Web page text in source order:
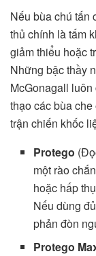
Nếu bùa chú tấn
thủ chính là tấm
giảm thiểu hoặc
Những bậc thầy
McGonagall
thạo các bùa
trận chiến khốc
Protego
một rào
hoặc hấp
Nếu dùng
phản đòn
Protego